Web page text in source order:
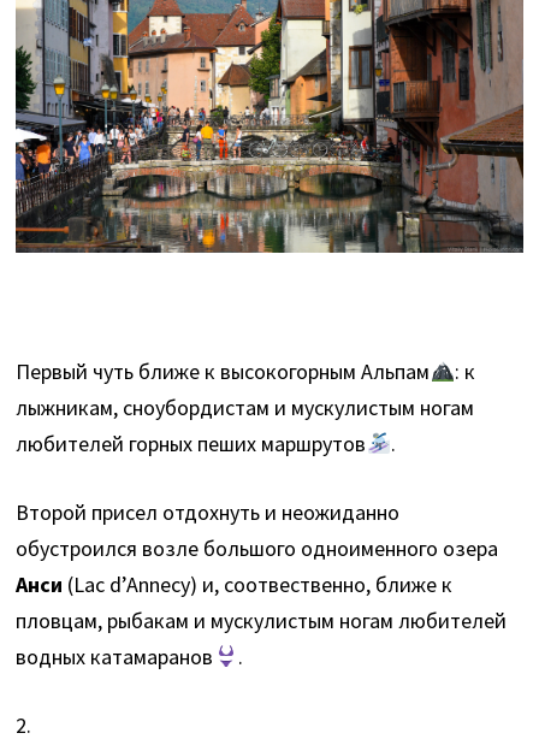
Первый чуть ближе к высокогорным Альпам
: к
лыжникам, сноубордистам и мускулистым ногам
любителей горных пеших маршрутов
.
Второй присел отдохнуть и неожиданно
обустроился возле большого одноименного озера
Анси (Lac d’Annecy) и, соотвественно, ближе к
пловцам, рыбакам и мускулистым ногам любителей
водных катамаранов
.
2.